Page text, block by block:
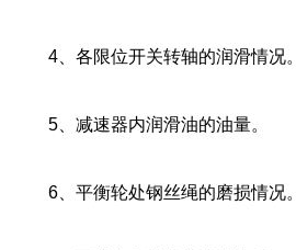
4、各限位开关转轴的润滑情况。
5、减速器内润滑油的油量。
6、平衡轮处钢丝绳的磨损情况。